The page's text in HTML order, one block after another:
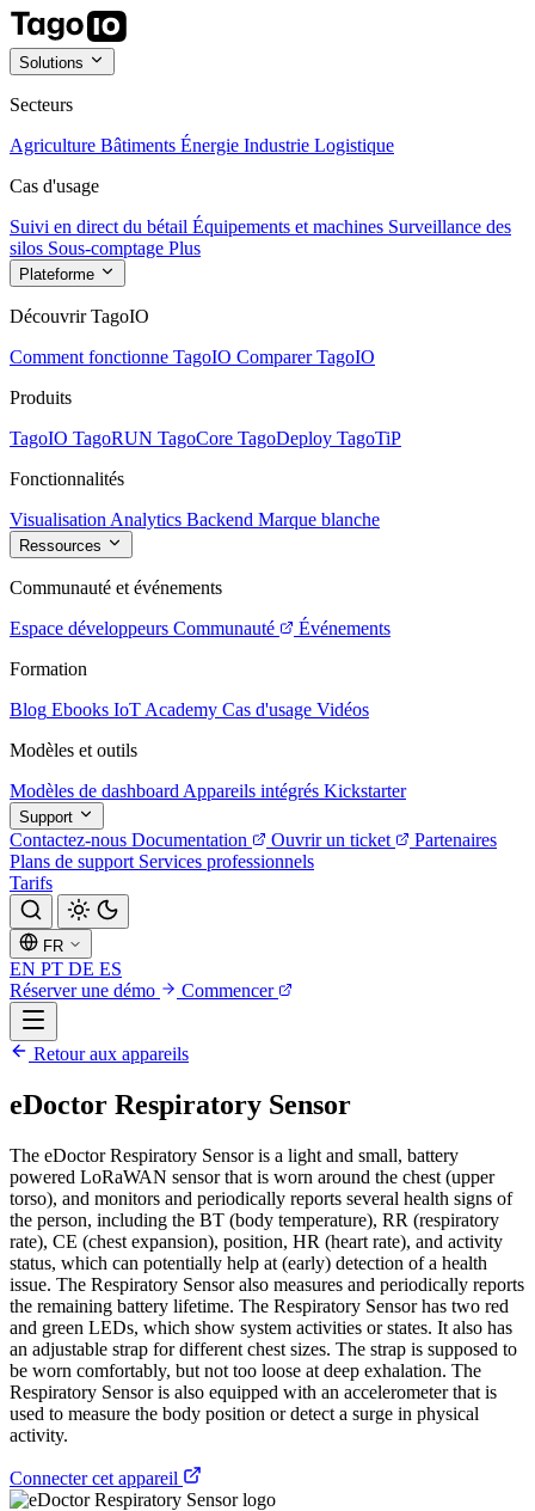
Solutions
Secteurs
Agriculture Bâtiments Énergie Industrie Logistique
Cas d'usage
Suivi en direct du bétail Équipements et machines Surveillance des
silos Sous-comptage Plus
Plateforme
Découvrir TagoIO
Comment fonctionne TagoIO Comparer TagoIO
Produits
TagoIO TagoRUN TagoCore TagoDeploy TagoTiP
Fonctionnalités
Visualisation Analytics Backend Marque blanche
Ressources
Communauté et événements
Espace développeurs Communauté
Événements
Formation
Blog Ebooks IoT Academy Cas d'usage Vidéos
Modèles et outils
Modèles de dashboard Appareils intégrés Kickstarter
Support
Contactez-nous Documentation Ouvrir un ticket
Partenaires
Plans de support Services professionnels
Tarifs
FR
EN PT DE ES
Réserver une démo
Commencer
Retour aux appareils
eDoctor Respiratory Sensor
The eDoctor Respiratory Sensor is a light and small, battery
powered LoRaWAN sensor that is worn around the chest (upper
torso), and monitors and periodically reports several health signs of
the person, including the BT (body temperature), RR (respiratory
rate), CE (chest expansion), position, HR (heart rate), and activity
status, which can potentially help at (early) detection of a health
issue. The Respiratory Sensor also measures and periodically reports
the remaining battery lifetime. The Respiratory Sensor has two red
and green LEDs, which show system activities or states. It also has
an adjustable strap for different chest sizes. The strap is supposed to
be worn comfortably, but not too loose at deep exhalation. The
Respiratory Sensor is also equipped with an accelerometer that is
used to measure the body position or detect a surge in physical
activity.
Connecter cet appareil